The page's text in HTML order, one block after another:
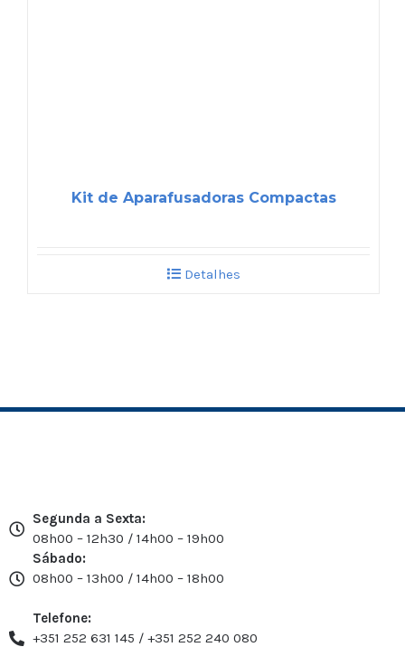
Kit de Aparafusadoras Compactas
Detalhes
Segunda a Sexta:
08h00 – 12h30 / 14h00 – 19h00
Sábado:
08h00 – 13h00 / 14h00 – 18h00
Telefone:
+351 252 631 145 / +351 252 240 080